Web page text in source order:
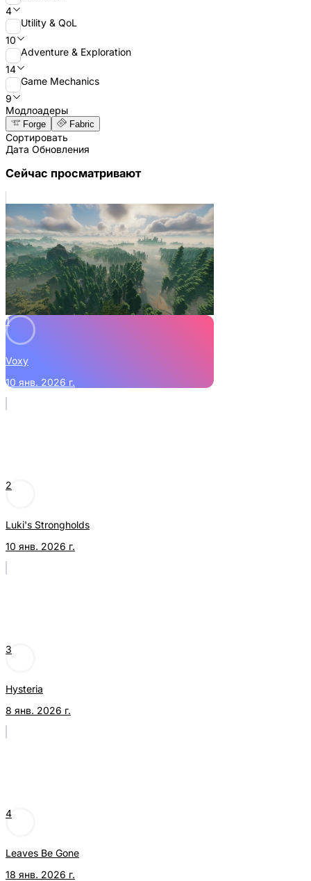
4
Utility & QoL
10
Adventure & Exploration
14
Game Mechanics
9
Модлоадеры
Forge Fabric
Сортировать
Дата Обновления
Сейчас просматривают
1
Voxy
10 янв. 2026 г.
2
Luki's Strongholds
10 янв. 2026 г.
3
Hysteria
8 янв. 2026 г.
4
Leaves Be Gone
18 янв. 2026 г.